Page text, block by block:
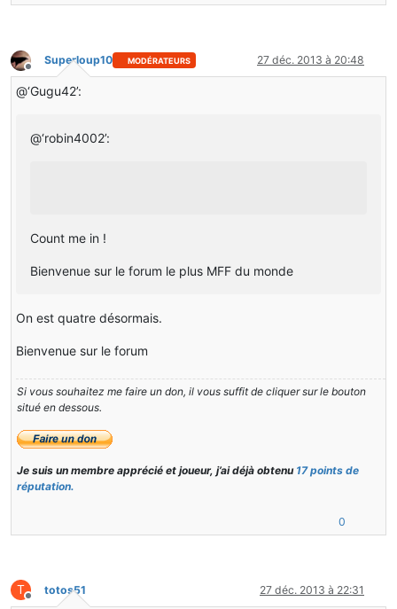
Hors-ligne
Superloup10 MODÉRATEURS 27 déc. 2013 à 20:48
@‘Gugu42’:
@‘robin4002’:
Count me in !
Bienvenue sur le forum le plus MFF du monde
On est quatre désormais.
Bienvenue sur le forum
Si vous souhaitez me faire un don, il vous suffit de cliquer sur le bouton
situé en dessous.
Je suis un membre apprécié et joueur, j’ai déjà obtenu 17 points de
réputation.
0
T
Hors-ligne
totos51 27 déc. 2013 à 22:31